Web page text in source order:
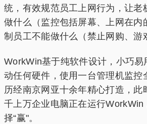
统，有效规范员工上网行为，让老
做什么（监控包括屏幕、上网在内
制员工不能做什么（禁止网购、游
WorkWin基于纯软件设计，小巧易
动任何硬件，使用一台管理机监控
历经南京网亚十余年精心打造，此
千上万企业电脑正在运行WorkWin
择“赢"。